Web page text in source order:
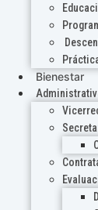
Bienestar